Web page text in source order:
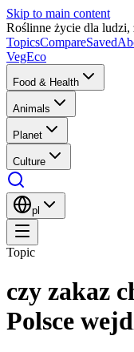
Skip to main content
Roślinne życie dla ludzi,
TopicsCompareSaved
VegEco
Food & Health
Animals
Planet
Culture
pl
Topic
czy zakaz
Polsce